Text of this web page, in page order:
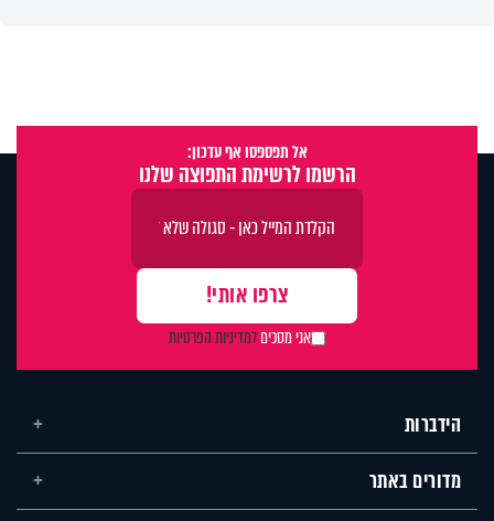
אל תפספסו אף עדכון:
הרשמו לרשימת התפוצה שלנו
אני מסכיםלמדיניות הפרטיות
הידברות
מדורים באתר